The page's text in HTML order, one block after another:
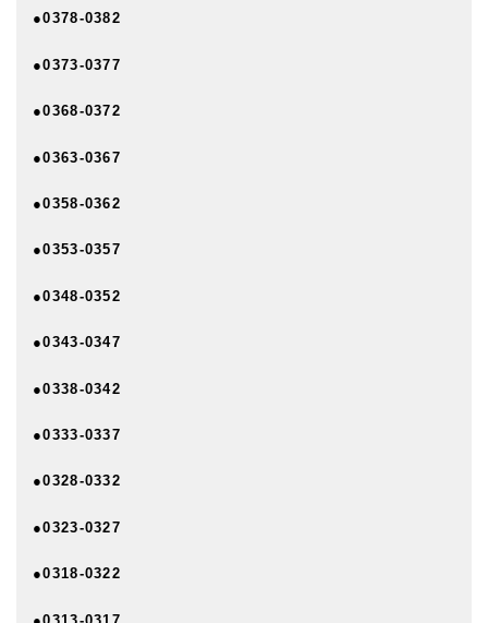
●0378-0382
●0373-0377
●0368-0372
●0363-0367
●0358-0362
●0353-0357
●0348-0352
●0343-0347
●0338-0342
●0333-0337
●0328-0332
●0323-0327
●0318-0322
●0313-0317